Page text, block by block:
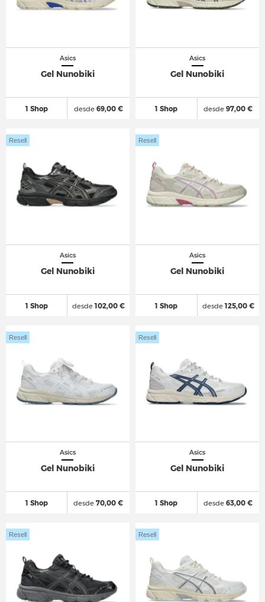
Asics
Gel Nunobiki
1 Shop desde69,00 €
Asics
Gel Nunobiki
1 Shop desde 97,00 €
Asics
Gel Nunobiki
1 Shop
Resell
desde102,00 €
Asics
Gel Nunobiki
1 Shop
Resell
desde125,00 €
Asics
Gel Nunobiki
1 Shop
Resell
desde 70,00 €
Asics
Gel Nunobiki
1 Shop
Resell
desde 63,00 €
Resell Resell